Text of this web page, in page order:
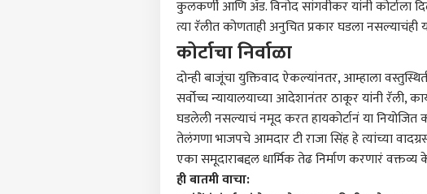
कुलकर्णी आणि अँड. विनोद सांगवीकर यांनी कोर्टाला
त्या रॅलीत कोणताही अनुचित प्रकार घडला नसल्याचंही
कोर्टाचा निर्वाळा
दोन्ही बाजूंचा युक्तिवाद ऐकल्यांनतर, आम्हाला
सर्वोच्च न्यायालयाच्या आदेशानंतर ठाकूर यांनी रॅली,
घडलेली नसल्याचं नमूद करत हायकोर्टानं या नियोजित
तेलंगणा भाजपचे आमदार टी राजा सिंह हे त्यांच्या
एका समूदाराबद्दल धार्मिक तेढ निर्माण करणारं वक्तव्य
ही बातमी वाचा:
आमच्यासोबत जाहिरात करा
प्रायव्हसी पॉलिसी
संपर्क साधा
करिअर
फीडबॅक
आमच्याबद्दल
भारत
Old Monk सह
आणि खाद्यपेये
निशाण्यावर का
धडक कारवाई
राजकारण